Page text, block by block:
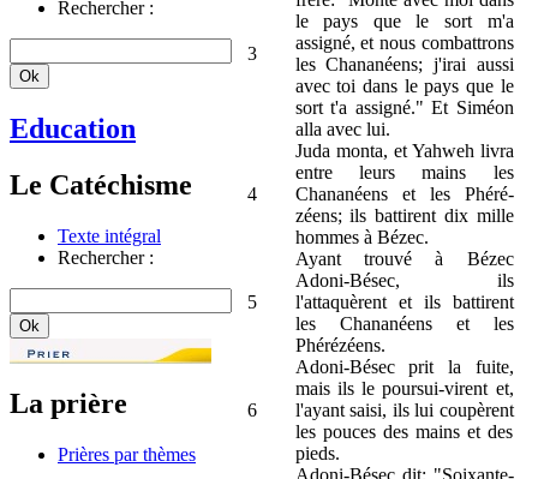
Rechercher :
Education
Le Catéchisme
Texte intégral
Rechercher :
La prière
Prières par thèmes
3
le pays que le sort m'a
assigné, et nous combattrons
les Chananéens; j'irai aussi
avec toi dans le pays que le
sort t'a assigné." Et Siméon
alla avec lui.
4
Juda monta, et Yahweh livra
entre leurs mains les
Chananéens et les Phéré-
zéens; ils battirent dix mille
hommes à Bézec.
5
Ayant trouvé à Bézec
Adoni-Bésec, ils
l'attaquèrent et ils battirent
les Chananéens et les
Phérézéens.
6
Adoni-Bésec prit la fuite,
mais ils le poursui-virent et,
l'ayant saisi, ils lui coupèrent
les pouces des mains et des
pieds.
Adoni-Bésec dit: "Soixante-